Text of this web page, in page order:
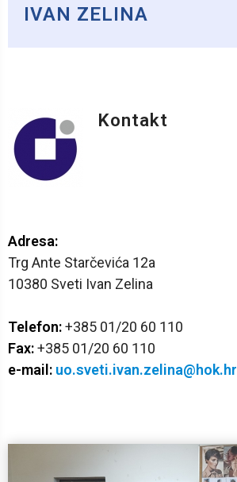
IVAN ZELINA
Kontakt
Adresa:
Trg Ante Starčevića 12a
10380 Sveti Ivan Zelina
Telefon:+385 01/20 60 110
Fax:+385 01/20 60 110
e-mail: uo.sveti.ivan.zelina@hok.hr
Stranice